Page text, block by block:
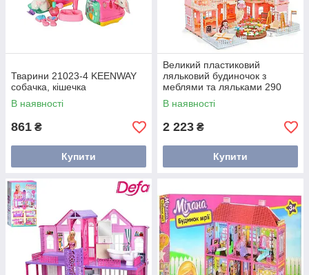
Тварини 21023-4 KEENWAY
собачка, кішечка
В наявності
861 ₴
Купити
Великий пластиковий
ляльковий будиночок з
меблями та ляльками 290
предметів
В наявності
2 223 ₴
Купити